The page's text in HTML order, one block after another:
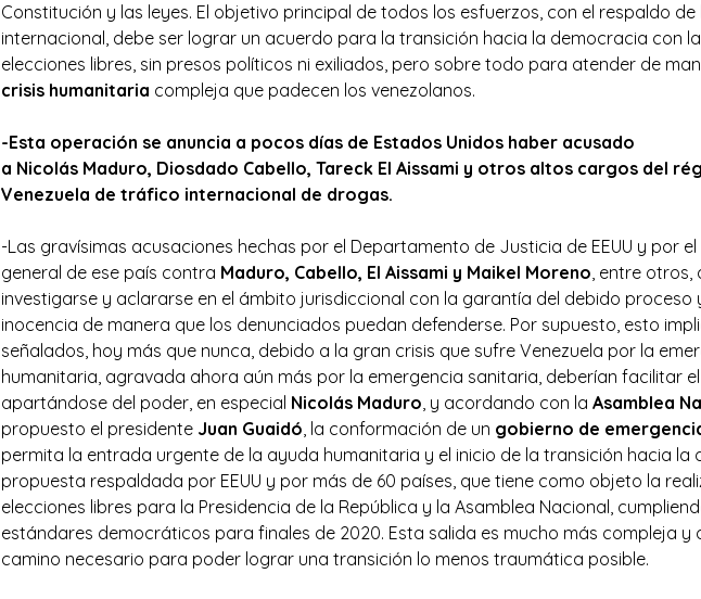
Constitución y las leyes. El objetivo principal de todos los esfuerzos, con el respaldo
internacional, debe ser lograr un acuerdo para la transición hacia la democracia con
elecciones libres, sin presos políticos ni exiliados, pero sobre todo para atender de
crisis humanitaria compleja que padecen los venezolanos.
-Esta operación se anuncia a pocos días de Estados Unidos haber acusado
a Nicolás Maduro, Diosdado Cabello, Tareck El Aissami y otros altos cargos del
Venezuela de tráfico internacional de drogas.
-Las gravísimas acusaciones hechas por el Departamento de Justicia de EEUU y por
general de ese país contra Maduro, Cabello, El Aissami y Maikel Moreno, entre otros,
investigarse y aclararse en el ámbito jurisdiccional con la garantía del debido proceso
inocencia de manera que los denunciados puedan defenderse. Por supuesto, esto
señalados, hoy más que nunca, debido a la gran crisis que sufre Venezuela por la
humanitaria, agravada ahora aún más por la emergencia sanitaria, deberían facilitar
apartándose del poder, en especial Nicolás Maduro, y acordando con la Asamblea
propuesto el presidente Juan Guaidó, la conformación de un gobierno de
permita la entrada urgente de la ayuda humanitaria y el inicio de la transición hacia la
propuesta respaldada por EEUU y por más de 60 países, que tiene como objeto la
elecciones libres para la Presidencia de la República y la Asamblea Nacional,
estándares democráticos para finales de 2020. Esta salida es mucho más compleja y
camino necesario para poder lograr una transición lo menos traumática posible.